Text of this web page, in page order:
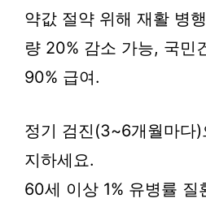
약값 절약 위해 재활 병
량 20% 감소 가능, 국민
90% 급여.
정기 검진(3~6개월마다
지하세요.
60세 이상 1% 유병률 질